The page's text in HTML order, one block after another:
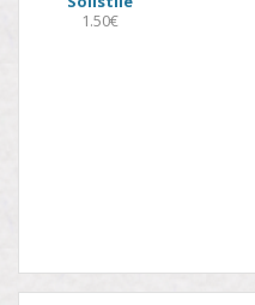
1.50€